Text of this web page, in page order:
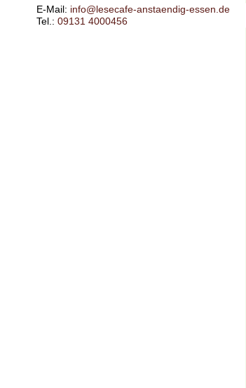
E-Mail: info@lesecafe-anstaendig-essen.de
Tel.: 09131 4000456